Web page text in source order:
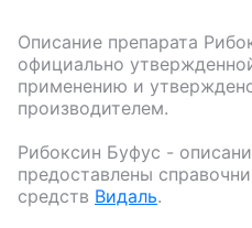
Описание препарата
официально
применению и
производителем.
Рибоксин Буфус -
предоставлены
средств Видаль.